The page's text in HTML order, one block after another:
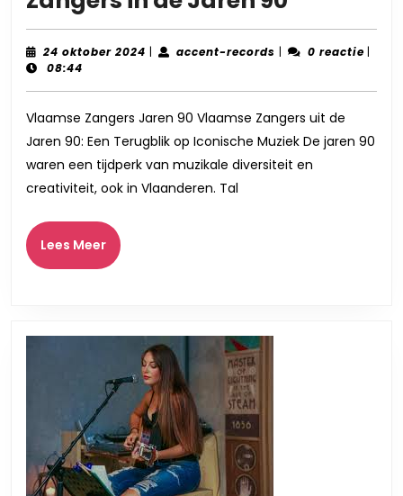
Gouden
Tijd
Vlaamse
Zangers
in
24 oktober 2024 24
| accent-records accent-
| 0 reactie |
08:44
Vlaamse Zangers Jaren 90 Vlaamse Zangers uit de
Jaren 90: Een Terugblik op Iconische Muziek De jaren 90
waren een tijdperk van muzikale diversiteit en
creativiteit, ook in Vlaanderen. Tal
Lees MeerLees
Meer